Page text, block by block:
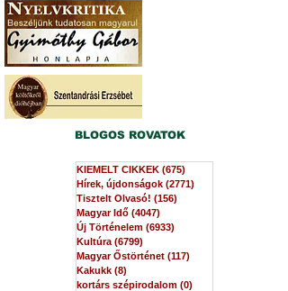
BLOGOS ROVATOK
KIEMELT CIKKEK (675)
Hírek, újdonságok (2771)
Tisztelt Olvasó! (156)
Magyar Idő (4047)
Új Történelem (6933)
Kultúra (6799)
Magyar Őstörténet (117)
Kakukk (8)
kortárs szépirodalom (0)